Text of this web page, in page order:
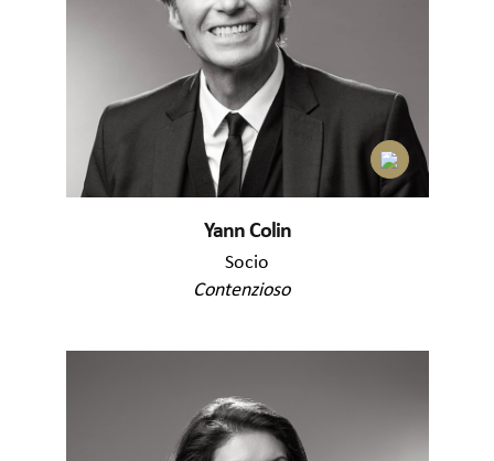
Yann Colin
Socio
Contenzioso